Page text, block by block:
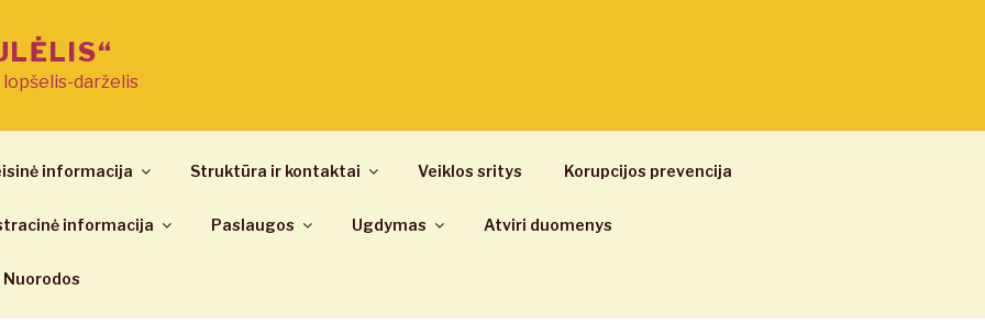
lopšelis-darželis
informacija Struktūra ir kontaktai Veiklos sritys Korupcijos prevencija
informacija Paslaugos Ugdymas Atviri duomenys
Nuorodos